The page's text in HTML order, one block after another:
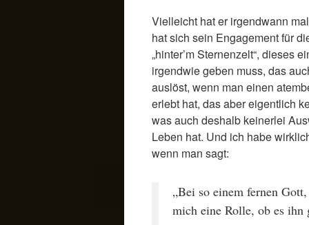
Vielleicht hat er irgendwann
hat sich sein Engagement für
„hinter’m Sternenzelt“, dieses
irgendwie geben muss, das
auslöst, wenn man einen
erlebt hat, das aber eigentlich
was auch deshalb keinerlei
Leben hat. Und ich habe
wenn man sagt:
„Bei so einem fernen
mich eine Rolle, ob es